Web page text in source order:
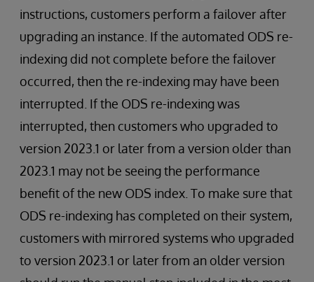
instructions, customers perform a failover after
upgrading an instance. If the automated ODS re-
indexing did not complete before the failover
occurred, then the re-indexing may have been
interrupted. If the ODS re-indexing was
interrupted, then customers who upgraded to
version 2023.1 or later from a version older than
2023.1 may not be seeing the performance
benefit of the new ODS index. To make sure that
ODS re-indexing has completed on their system,
customers with mirrored systems who upgraded
to version 2023.1 or later from an older version